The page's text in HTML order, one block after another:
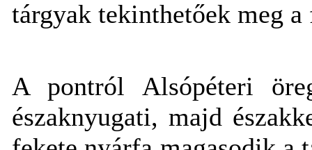
tárgyak tekinthetőek meg
A pontról Alsópéteri
északnyugati, majd